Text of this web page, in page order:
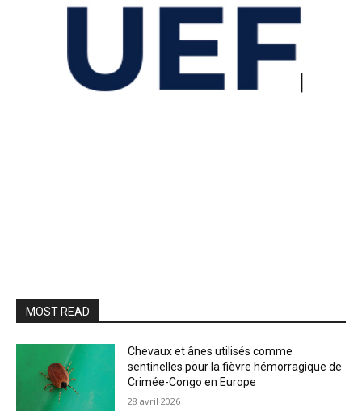
MOST READ
Chevaux et ânes utilisés comme
sentinelles pour la fièvre hémorragique de
Crimée-Congo en Europe
28 avril 2026